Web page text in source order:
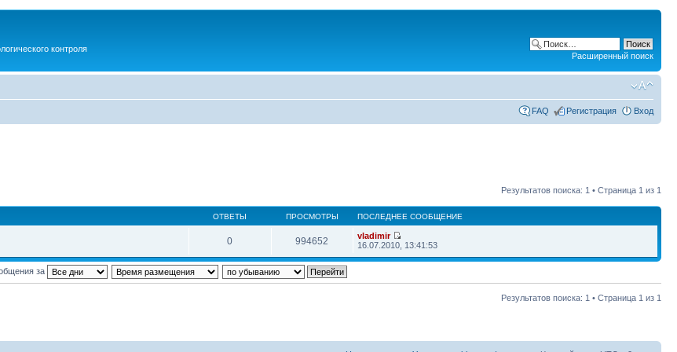
контроля
Расширенный поиск
FAQ Регистрация Вход
Результатов поиска: 1 • Страница 1 из 1
ОТВЕТЫ ПРОСМОТРЫ ПОСЛЕДНЕЕ СООБЩЕНИЕ
0 994652
vladimir
16.07.2010, 13:41:53
за
Результатов поиска: 1 • Страница 1 из 1